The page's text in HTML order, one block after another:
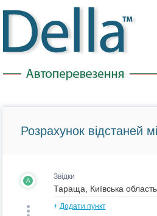
Розрахунок відстаней
A Звідки
+ Додати пункт